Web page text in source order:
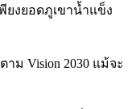
ยงยอดภูเขาน้ำแข็ง
Vision 2030 แม้จะ